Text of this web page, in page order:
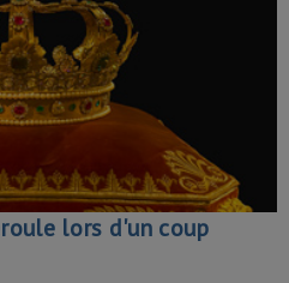
lors d'un coup